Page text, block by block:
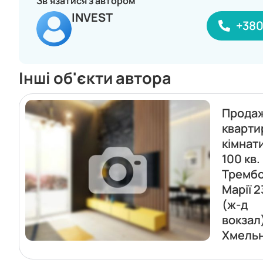
INVEST
Інші об'єкти автора
100
Марії
(ж-д